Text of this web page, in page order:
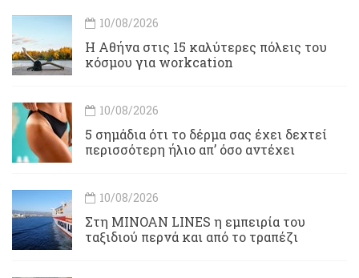
10/08/2026
Η Αθήνα στις 15 καλύτερες πόλεις του
κόσμου για workcation
10/08/2026
5 σημάδια ότι το δέρμα σας έχει δεχτεί
περισσότερη ήλιο απ’ όσο αντέχει
10/08/2026
Στη MINOAN LINES η εμπειρία του
ταξιδιού περνά και από το τραπέζι